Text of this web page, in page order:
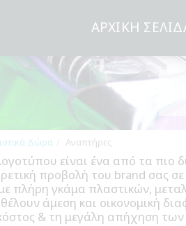
ΑΡΧΙΚΉ
Δώρα Αναπτήρες
είναι ένα από τα πιο
προβολή του brand σας σε
πλήρη γκάμα πλαστικών,
άμεση και οικονομική
& τη μεγάλη απήχηση